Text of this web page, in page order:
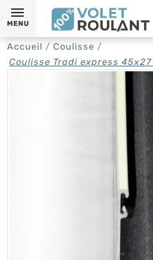
MENU
Accueil
Coulisse
Coulisse Tradi express